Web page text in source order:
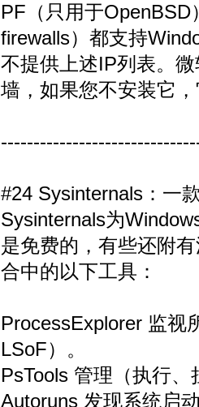
PF（只用于
firewalls）都支持
不提供上述IP列表。
墙，如果您不安装它
#24 Sysinternals：一
Sysinternals为
是免费的，有些还附
合中的以下工具：
ProcessExplorer 监视
LSoF）。
PsTools 管理（执行
Autoruns 发现系统启